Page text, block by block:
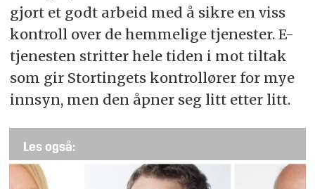
gjort et godt arbeid med å sikre en viss
kontroll over de hemmelige tjenester. E-
tjenesten stritter hele tiden i mot tiltak
som gir Stortingets kontrollører for mye
innsyn, men den åpner seg litt etter litt.
Les også: